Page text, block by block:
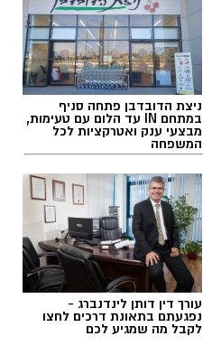
ניצת הדובדבן פתחה סניף
במתחם IN עד הלום עם טעימות,
מבצעי ענק ואטרקציות לכל
המשפחה
עורך דין דותן לינדנברג -
נפגעתם בתאונת דרכים לחצו
לקבל מה שמגיע לכם